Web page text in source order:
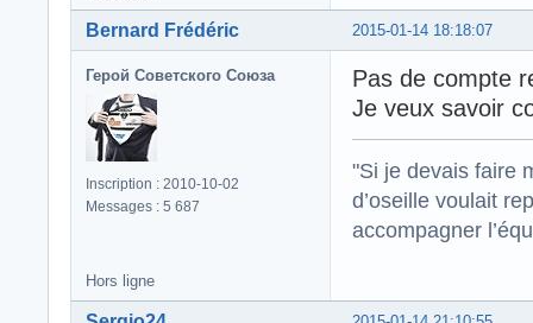
2015-01-14 18:18:07
Bernard Frédéric
Герой Советского Союза
Inscription : 2010-10-02
Messages : 5 687
Pas de compte
Je veux savoir
"Si je devais faire
d’oseille voulait
accompagner
Hors ligne